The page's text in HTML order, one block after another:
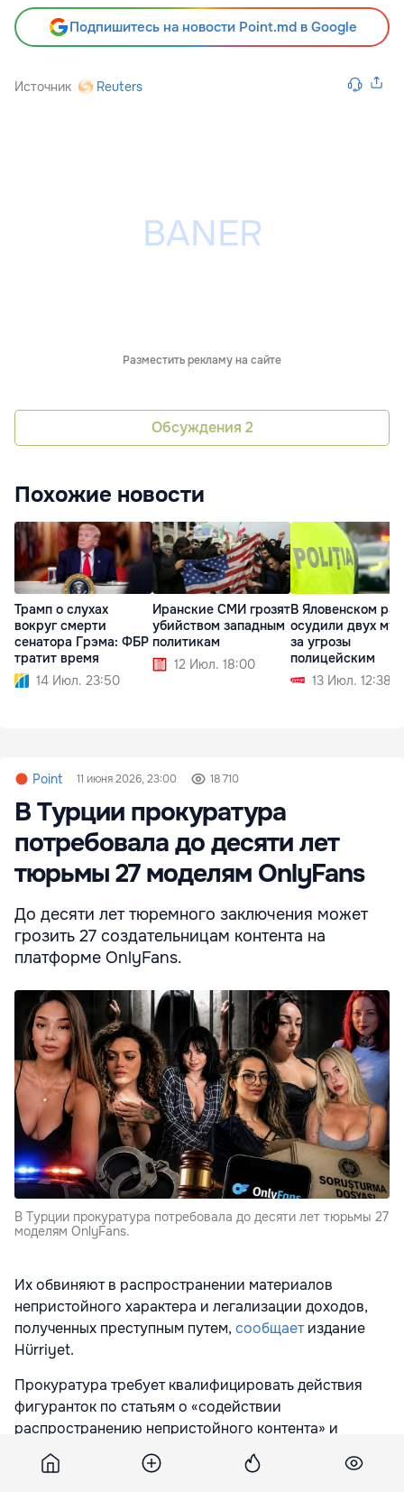
Подпишитесь на новости Point.md в Google
Источник Reuters
Разместить рекламу на сайте
Обсуждения 2
Похожие новости
Трамп о слухах
вокруг смерти
сенатора Грэма: ФБР
тратит время
14 Июл. 23:50
Иранские СМИ грозят
убийством западным
политикам
12 Июл. 18:00
В Яловенском
осудили двух
за угрозы
полицейским
13 Июл. 12:38
Point 11 июня 2026, 23:00 18 710
В Турции прокуратура
потребовала до десяти лет
тюрьмы 27 моделям OnlyFans
До десяти лет тюремного заключения может
грозить 27 создательницам контента на
платформе OnlyFans.
В Турции прокуратура потребовала до десяти лет тюрьмы 27
моделям OnlyFans.
Их обвиняют в распространении материалов
непристойного характера и легализации доходов,
полученных преступным путем, сообщает издание
Hürriyet.
Прокуратура требует квалифицировать действия
фигуранток по статьям о «содействии
распространению непристойного контента» и
«отмывании активов, добытых незаконным
способом». Согласно обвинительному заключению,